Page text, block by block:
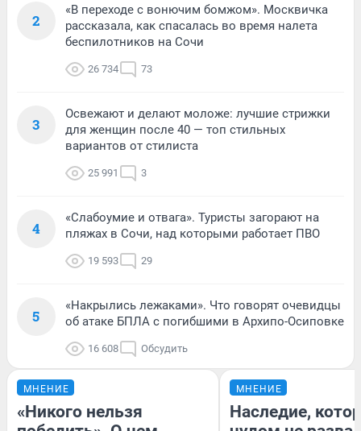
2
«В переходе с вонючим бомжом». Москвичка
рассказала, как спасалась во время налета
беспилотников на Сочи
26 734 73
3
Освежают и делают моложе: лучшие стрижки
для женщин после 40 — топ стильных
вариантов от стилиста
25 991 3
4
«Слабоумие и отвага». Туристы загорают на
пляжах в Сочи, над которыми работает ПВО
19 593 29
5
«Накрылись лежаками». Что говорят очевидцы
об атаке БПЛА с погибшими в Архипо-Осиповке
16 608 Обсудить
МНЕНИЕ
«Никого нельзя
МНЕНИЕ
Наследие,